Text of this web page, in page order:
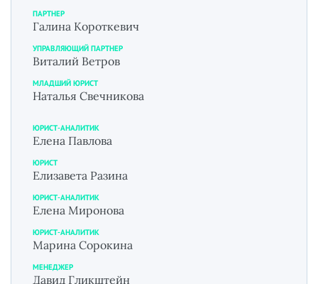
ПАРТНЕР
Галина Короткевич
УПРАВЛЯЮЩИЙ ПАРТНЕР
Виталий Ветров
МЛАДШИЙ ЮРИСТ
Наталья Свечникова
ЮРИСТ-АНАЛИТИК
Елена Павлова
ЮРИСТ
Елизавета Разина
ЮРИСТ-АНАЛИТИК
Елена Миронова
ЮРИСТ-АНАЛИТИК
Марина Сорокина
МЕНЕДЖЕР
Давид Гликштейн